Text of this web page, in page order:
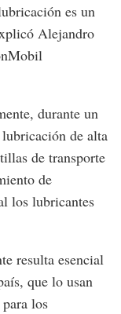
es un
Alejandro
durante un
de alta
de transporte
de
los lubricantes
resulta esencial
que lo usan
los